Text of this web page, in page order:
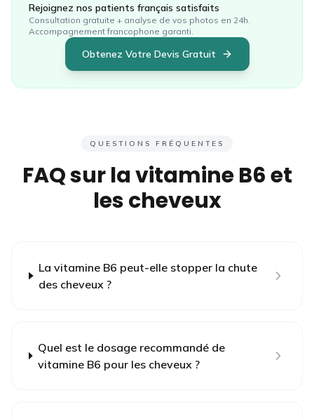
Rejoignez nos patients français satisfaits
Consultation gratuite + analyse de vos photos en 24h.
Accompagnement francophone garanti.
Obtenez Votre Devis Gratuit
QUESTIONS FRÉQUENTES
FAQ sur la vitamine B6 et
les cheveux
La vitamine B6 peut-elle stopper la chute
des cheveux ?
Quel est le dosage recommandé de
vitamine B6 pour les cheveux ?